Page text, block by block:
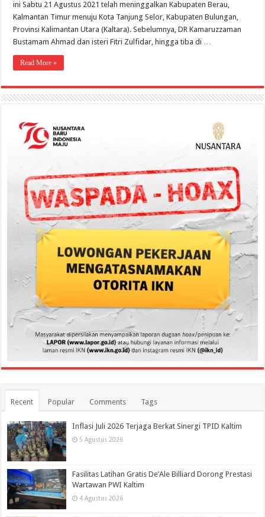
ini Sabtu 21 Agustus 2021 telah meninggalkan Kabupaten Berau,
Kalmantan Timur menuju Kota Tanjung Selor, Kabupaten Bulungan,
Provinsi Kalimantan Utara (Kaltara). Sebelumnya, DR Kamaruzzaman
Bustamam Ahmad dan isteri Fitri Zulfidar, hingga tiba di …
Read More »
Recent Popular Comments Tags
Inflasi Juli 2026 Terjaga Berkat Sinergi TPID Kaltim
5 Agustus 2026
Fasilitas Latihan Gratis De’Ale Billiard Dorong Prestasi
Wartawan PWI Kaltim
4 Agustus 2026